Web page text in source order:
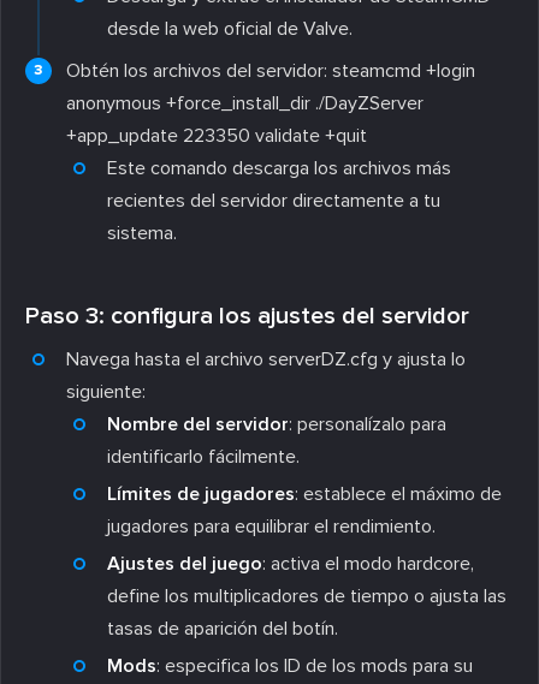
desde la web oficial de Valve.
Obtén los archivos del servidor: steamcmd +login
anonymous +force_install_dir ./DayZServer
+app_update 223350 validate +quit
Este comando descarga los archivos más
recientes del servidor directamente a tu
sistema.
Paso 3: configura los ajustes del servidor
Navega hasta el archivo serverDZ.cfg y ajusta lo
siguiente:
Nombre del servidor: personalízalo para
identificarlo fácilmente.
Límites de jugadores: establece el máximo de
jugadores para equilibrar el rendimiento.
Ajustes del juego: activa el modo hardcore,
define los multiplicadores de tiempo o ajusta las
tasas de aparición del botín.
Mods: especifica los ID de los mods para su